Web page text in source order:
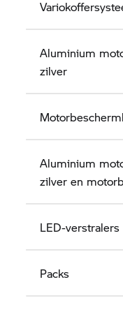
Aluminium
zilver
Aluminium
zilver en
LED-verstralers
Packs